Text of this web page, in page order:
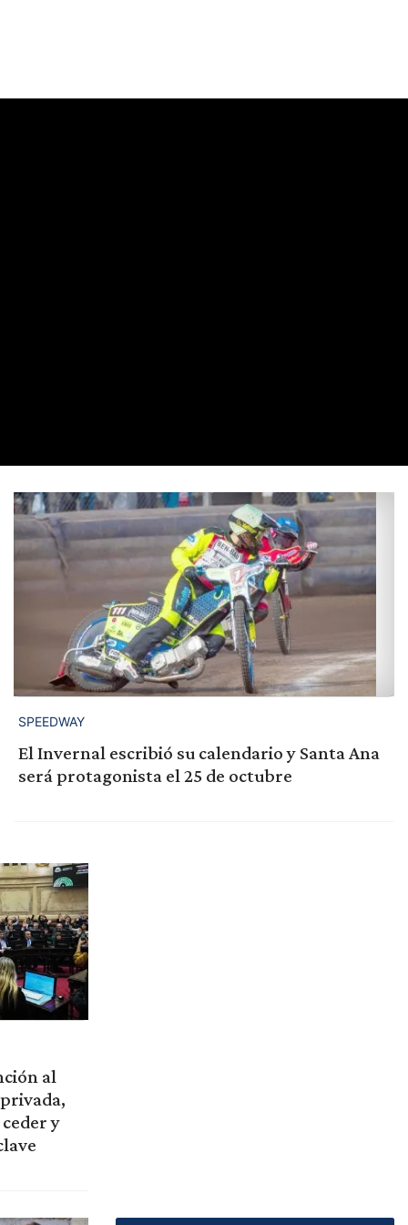
SPEEDWAY
El Invernal escribió su calendario y Santa Ana
será protagonista el 25 de octubre
al
y